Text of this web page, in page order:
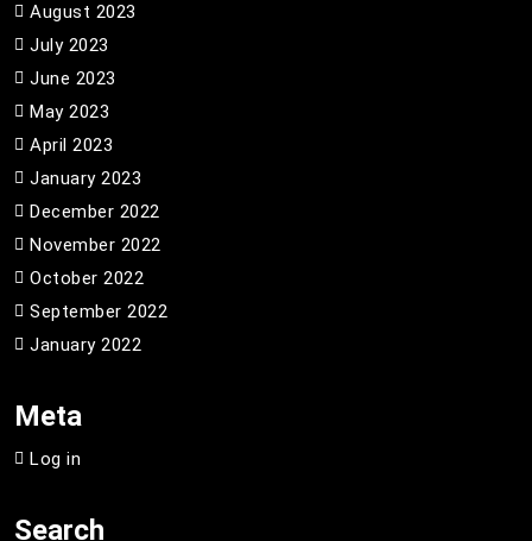
August 2023
July 2023
June 2023
May 2023
April 2023
January 2023
December 2022
November 2022
October 2022
September 2022
January 2022
Meta
Log in
Search